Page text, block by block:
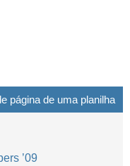
página de uma planilha
’09